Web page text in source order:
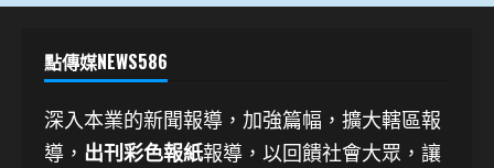
點傳媒NEWS586
深入本業的新聞報導，加強篇幅，擴大轄區報
導， 出刊彩色報紙報導，以回饋社會大眾，讓